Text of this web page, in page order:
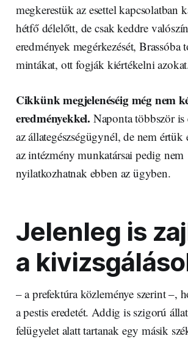
megkerestük az esettel kapcsolatban
hétfő délelőtt, de csak keddre
eredmények megérkezését, Brassóba
mintákat, ott fogják kiértékelni
Cikkünk megjelenéséig még nem
eredményekkel. Naponta többször
az állategészségügynél, de nem értük
az intézmény munkatársai pedig nem
nyilatkozhatnak ebben az ügyben.
Jelenleg is
a
– a prefektúra közleménye szerint –,
a pestis eredetét. Addig is szigorú
felügyelet alatt tartanak egy másik